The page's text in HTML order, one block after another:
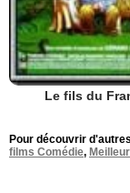
Le fils du
Pour découvrir
films Comédie,